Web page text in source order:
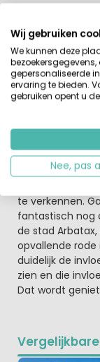
Sardinië
Grote
tussen de
kiezelstranden
zonaanbidders!
is er genoeg te
treintocht dwars
Arbatax met
Camping
aan de oostkust
te verkennen.
fantastisch nog
de stad
opvallende rode
duidelijk de
zien en die
Dat wordt
Wij gebruiken
We kunnen deze
bezoekersgegevens,
gepersonaliseerde
ervaring te bieden.
gebruiken opent u
Nee, pas